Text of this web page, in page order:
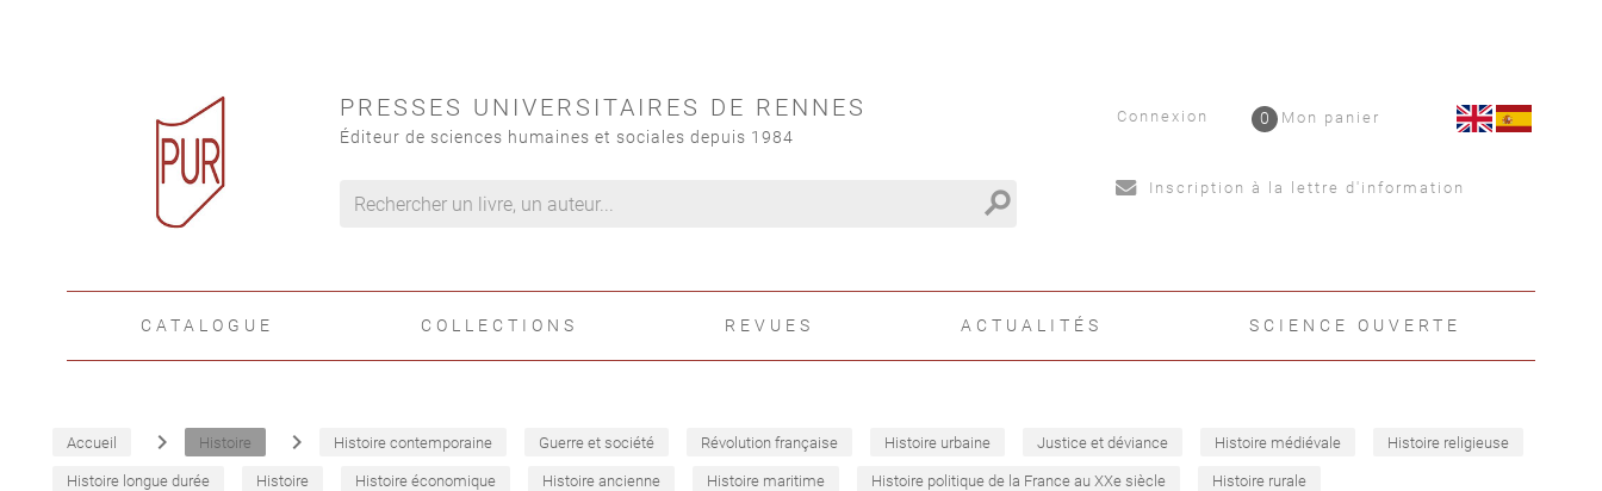
PRESSES UNIVERSITAIRES DE RENNES
Éditeur de sciences humaines et sociales depuis 1984
search
Connexion Mon panier
0
Inscription à la lettre d'information
CATALOGUE COLLECTIONS REVUES ACTUALITÉS SCIENCE OUVERTE
Accueil navigate_next Histoire navigate_next Histoire contemporaine Guerre et société Révolution française Histoire urbaine Justice et déviance Histoire médiévale Histoire religieuse
Histoire longue durée Histoire Histoire économique Histoire ancienne Histoire maritime Histoire politique de la France au XXe siècle Histoire rurale